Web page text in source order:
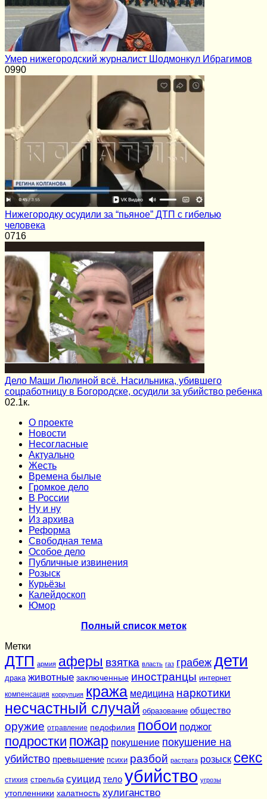
Умер нижегородский журналист Шодмонкул Ибрагимов
0990
Нижегородку осудили за “пьяное” ДТП с гибелью
человека
0716
Дело Маши Люлиной всё. Насильника, убившего
соцработницу в Богородске, осудили за убийство ребенка
02.1к.
О проекте
Новости
Несогласные
Актуально
Жесть
Времена былые
Громкое дело
В России
Ну и ну
Из архива
Реформа
Cвободная тема
Особое дело
Публичные извинения
Розыск
Курьёзы
Калейдоскоп
Юмор
Полный список меток
Метки
ДТП армия аферы взятка власть газ грабеж дети
драка животные заключенные иностранцы интернет
компенсация коррупция кража медицина наркотики
несчастный случай образование общество
оружие отравление педофилия побои поджог
подростки пожар покушение покушение на
убийство превышение психи разбой растрата розыск секс
стихия стрельба суицид тело убийство угрозы
утопленники халатность хулиганство